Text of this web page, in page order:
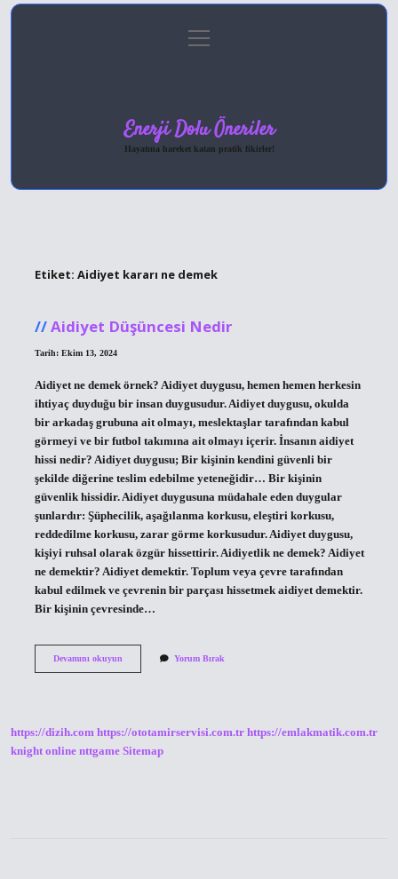
Gizlilik Politikası
menüyü
aç
Enerji Dolu Öneriler
Hayatına hareket katan pratik fikirler!
Etiket: Aidiyet kararı ne demek
Aidiyet Düşüncesi Nedir
Tarih: Ekim 13, 2024
Aidiyet ne demek örnek? Aidiyet duygusu, hemen hemen herkesin
ihtiyaç duyduğu bir insan duygusudur. Aidiyet duygusu, okulda
bir arkadaş grubuna ait olmayı, meslektaşlar tarafından kabul
görmeyi ve bir futbol takımına ait olmayı içerir. İnsanın aidiyet
hissi nedir? Aidiyet duygusu; Bir kişinin kendini güvenli bir
şekilde diğerine teslim edebilme yeteneğidir… Bir kişinin
güvenlik hissidir. Aidiyet duygusuna müdahale eden duygular
şunlardır: Şüphecilik, aşağılanma korkusu, eleştiri korkusu,
reddedilme korkusu, zarar görme korkusudur. Aidiyet duygusu,
kişiyi ruhsal olarak özgür hissettirir. Aidiyetlik ne demek? Aidiyet
ne demektir? Aidiyet demektir. Toplum veya çevre tarafından
kabul edilmek ve çevrenin bir parçası hissetmek aidiyet demektir.
Bir kişinin çevresinde…
Devamını okuyunAidiyet
Yorum Bırak
https://dizih.com https://ototamirservisi.com.tr https://emlakmatik.com.tr
knight online nttgame Sitemap